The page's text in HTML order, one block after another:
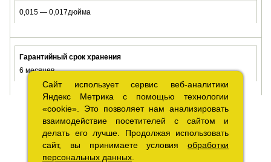
0,015 — 0,017дюйма
Гарантийный срок хранения
6 месяцев
Сайт использует сервис веб-аналитики
Яндекс Метрика с помощью технологии
«cookie». Это позволяет нам анализировать
взаимодействие посетителей с сайтом и
делать его лучше. Продолжая использовать
сайт, вы принимаете условия обработки
персональных данных
Сайт использует сервис веб-аналитики
Яндекс Метрика с помощью технологии
«cookie». Это позволяет нам анализировать
взаимодействие посетителей с сайтом и
делать его лучше. Продолжая использовать
сайт, вы принимаете условия обработки
персональных данных